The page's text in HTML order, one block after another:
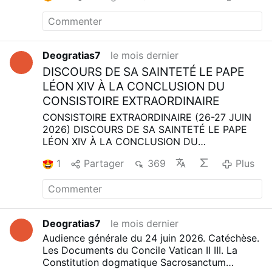
Deogratias7 le mois dernier
DISCOURS DE SA SAINTETÉ LE PAPE
LÉON XIV À LA CONCLUSION DU
CONSISTOIRE EXTRAORDINAIRE
CONSISTOIRE EXTRAORDINAIRE (26-27 JUIN
2026) DISCOURS DE SA SAINTETÉ LE PAPE
LÉON XIV À LA CONCLUSION DU
synodale, samedi 27 juin 2026
_________________________________ Avant de
conclure, je tiens à exprimer notre profonde
sympathie, la mienne et celle de l’ensemble du
durement touché par le récent et violent
séisme. Nous assurons de nos prières les
victimes, leurs familles et tous ceux qui
subissent les conséquences de cette tragédie.
1 Partager 369 Plus
Deogratias7
le mois dernier
Audience générale du 24 juin 2026. Catéchèse.
Les Documents du Concile Vatican II III. La
Constitution dogmatique Sacrosanctum